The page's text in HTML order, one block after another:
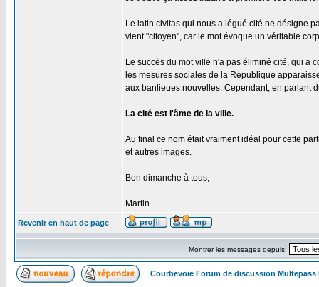
Le latin civitas qui nous a légué cité ne désigne
vient "citoyen", car le mot évoque un véritable
Le succès du mot ville n'a pas éliminé cité, qui a
les mesures sociales de la République
aux banlieues nouvelles. Cependant, en parlant
La cité est l'âme de la ville.
Au final ce nom était vraiment idéal pour cette
et autres images.
Bon dimanche à tous,
Martin
Revenir en haut de page
Montrer les messages depuis:
Courbevoie Forum de discussion Multepass